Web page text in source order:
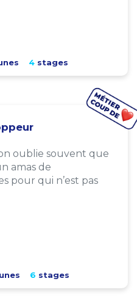
4stages
oublie souvent que
amas de
pour qui n’est pas
6 stages